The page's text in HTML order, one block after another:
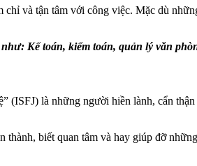
và tận tâm với công việc. Mặc dù
Kế toán, kiểm toán, quản lý văn
là những người hiền lành, cẩn
thành, biết quan tâm và hay giúp đỡ